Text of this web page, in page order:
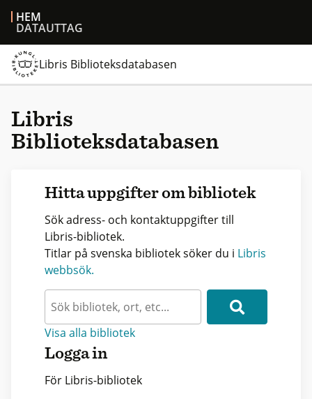
HEM
DATAUTTAG
Libris Biblioteksdatabasen
Libris
Biblioteksdatabasen
Hitta uppgifter om bibliotek
Sök adress- och kontaktuppgifter till
Libris-bibliotek.
Titlar på svenska bibliotek söker du i Libris
webbsök.
Visa alla bibliotek
Logga in
För Libris-bibliotek